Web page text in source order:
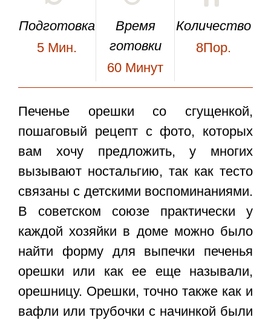
Подготовка
5 Мин.
Время
готовки
60 Минут
Количество
8Пор.
Печенье орешки со сгущенкой,
пошаговый рецепт с фото, которых
вам хочу предложить, у многих
вызывают ностальгию, так как тесто
связаны с детскими воспоминаниями.
В советском союзе практически у
каждой хозяйки в доме можно было
найти форму для выпечки печенья
орешки или как ее еще называли,
орешницу. Орешки, точно также как и
вафли или трубочки с начинкой были